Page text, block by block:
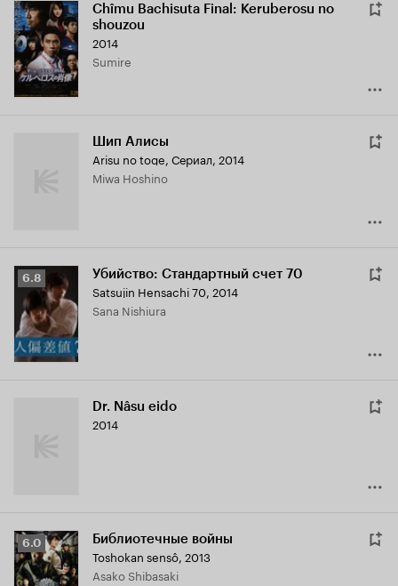
Chîmu Bachisuta Final: Keruberosu no
shouzou
2014
Sumire
Шип Алисы
Arisu no toge, Сериал, 2014
Miwa Hoshino
Рейтинг
Кинопоиска
6.8
6.8 Убийство: Стандартный счет 70
Satsujin Hensachi 70, 2014
Sana Nishiura
Dr. Nâsu eido
2014
Рейтинг
Кинопоиска
6.0
6.0 Библиотечные войны
Toshokan sensô, 2013
Asako Shibasaki